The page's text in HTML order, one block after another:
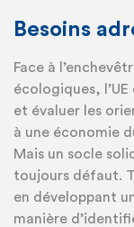
Besoins
Face à
écologiques,
et évaluer les
à une économie
Mais un socle
toujours défaut.
en développant
manière